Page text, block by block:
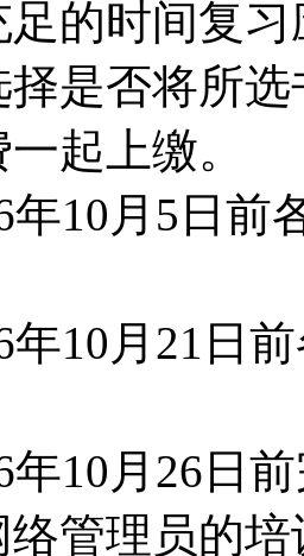
足的时间复
是否将所
起上缴。
年10月5日
年10月21日
年10月26日
管理员的